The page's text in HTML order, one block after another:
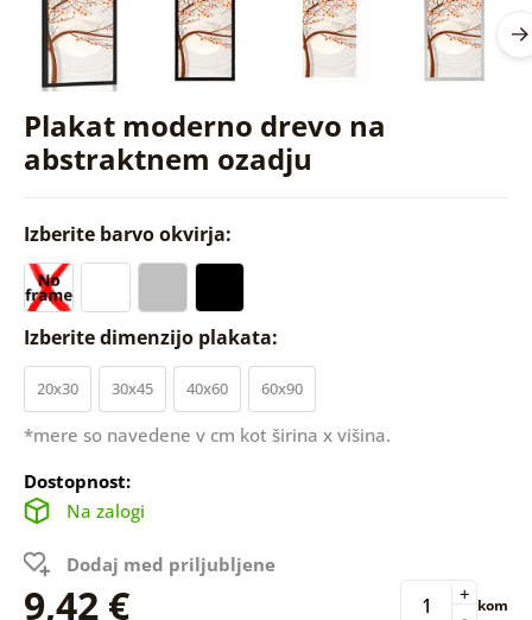
Plakat moderno drevo na
abstraktnem ozadju
Izberite barvo okvirja:
Izberite dimenzijo plakata:
20x30 30x45 40x60 60x90
*mere so navedene v cm kot širina x višina.
Dostopnost:
Na zalogi
Dodaj med priljubljene
9,42 € + kom